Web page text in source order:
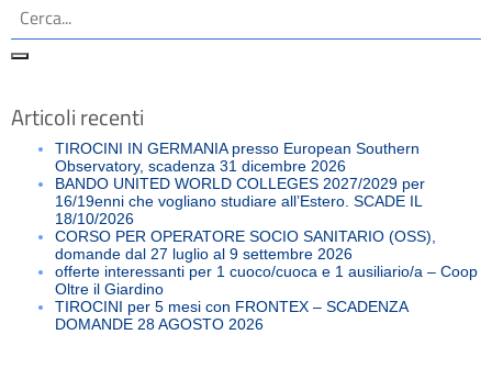
Articoli recenti
TIROCINI IN GERMANIA presso European Southern
Observatory, scadenza 31 dicembre 2026
BANDO UNITED WORLD COLLEGES 2027/2029 per
16/19enni che vogliano studiare all’Estero. SCADE IL
18/10/2026
CORSO PER OPERATORE SOCIO SANITARIO (OSS),
domande dal 27 luglio al 9 settembre 2026
offerte interessanti per 1 cuoco/cuoca e 1 ausiliario/a – Coop
Oltre il Giardino
TIROCINI per 5 mesi con FRONTEX – SCADENZA
DOMANDE 28 AGOSTO 2026